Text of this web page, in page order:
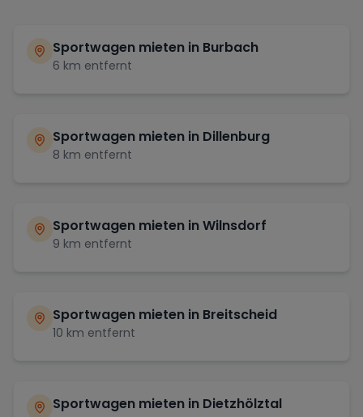
Sportwagen mieten in Burbach
6 km entfernt
Sportwagen mieten in Dillenburg
8 km entfernt
Sportwagen mieten inWilnsdorf
9 km entfernt
Sportwagen mieten in Breitscheid
10 km entfernt
Sportwagen mieten in Dietzhölztal